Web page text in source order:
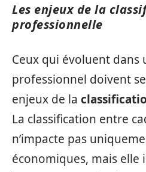
Les enjeux de la
professionnelle
Ceux qui évoluent
professionnel doivent
enjeux de la
La classification entre
n’impacte pas
économiques, mais elle